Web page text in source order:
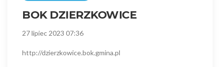
BOK DZIERZKOWICE
27 lipiec 2023 07:36
http://dzierzkowice.bok.gmina.pl